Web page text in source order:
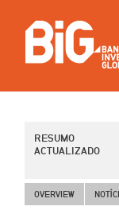
RESUMO
ACTUALIZADO
OVERVIEW